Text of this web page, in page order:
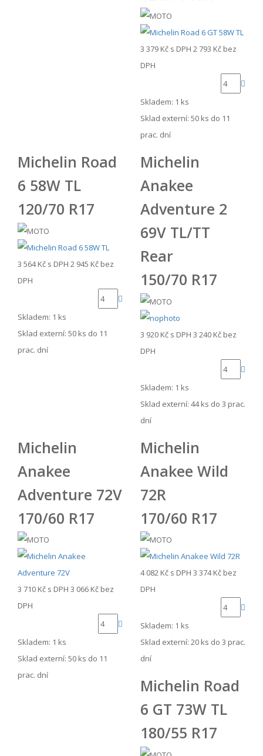
3 379 Kč s DPH 2 793 Kč bez
DPH
Skladem: 1 ks
Sklad externí: 50 ks do 11
prac. dní
Michelin Road
6 58W TL
120/70 R17
3 564 Kč s DPH 2 945 Kč bez
DPH
Skladem: 1 ks
Sklad externí: 50 ks do 11
prac. dní
Michelin
Anakee
Adventure 2
69V TL/TT
Rear
150/70 R17
3 920 Kč s DPH 3 240 Kč bez
DPH
Skladem: 1 ks
Sklad externí: 44 ks do 3 prac.
dní
Michelin
Anakee
Adventure 72V
170/60 R17
3 710 Kč s DPH 3 066 Kč bez
DPH
Skladem: 1 ks
Sklad externí: 50 ks do 11
prac. dní
Michelin
Anakee Wild
72R
170/60 R17
4 082 Kč s DPH 3 374 Kč bez
DPH
Skladem: 1 ks
Sklad externí: 20 ks do 3 prac.
dní
Michelin Road
6 GT 73W TL
180/55 R17